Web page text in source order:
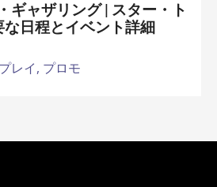
ギャザリング | スター・ト
日程とイベント詳細
レイ, プロモ